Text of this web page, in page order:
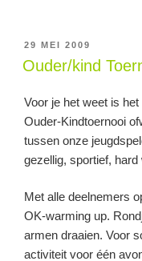
GEPLAATST
OP
29 MEI 2009
Ouder/kind
Voor je het weet is
Ouder-Kindtoernooi
tussen onze
gezellig, sportief,
Met alle deelnemers
OK-warming up.
armen draaien. Voor
activiteit voor één